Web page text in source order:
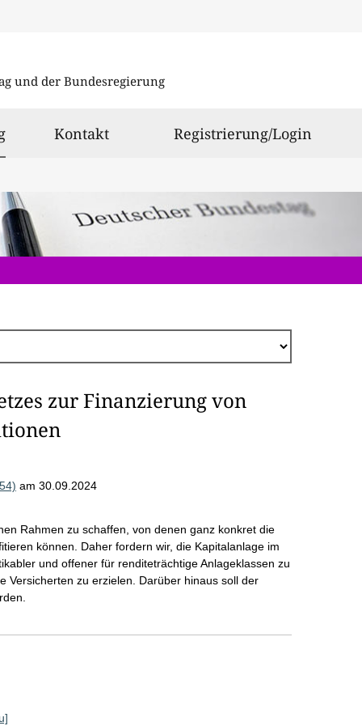
und der Bundesregierung
ausgewählt
Kontakt Registrierung/Login
zur Finanzierung von
am 30.09.2024
Rahmen zu schaffen, von denen ganz konkret die
können. Daher fordern wir, die Kapitalanlage im
und offener für renditeträchtige Anlageklassen zu
Versicherten zu erzielen. Darüber hinaus soll der